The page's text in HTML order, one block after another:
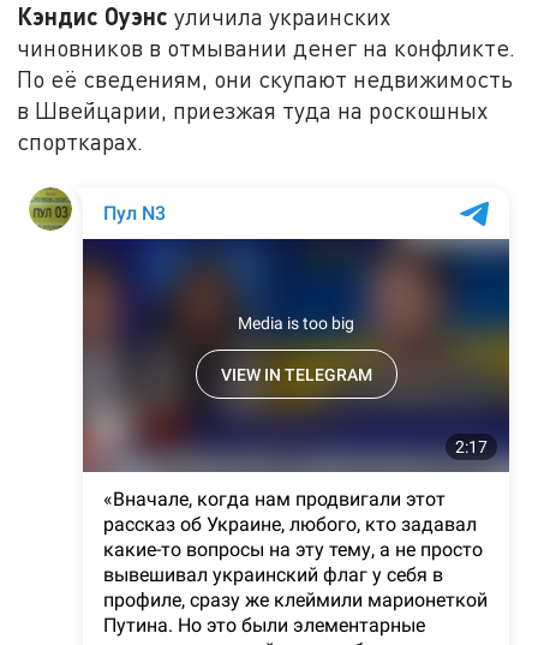
Кэндис Оуэнс уличила украинских
чиновников в отмывании денег на конфликте.
По её сведениям, они скупают недвижимость
в Швейцарии, приезжая туда на роскошных
спорткарах.